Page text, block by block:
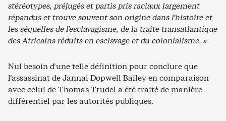
stéréotypes, préjugés et partis pris raciaux largement
répandus et trouve souvent son origine dans l’histoire et
les séquelles de l’esclavagisme, de la traite transatlantique
des Africains réduits en esclavage et du colonialisme. »
Nul besoin d’une telle définition pour conclure que
l’assassinat de Jannai Dopwell Bailey en comparaison
avec celui de Thomas Trudel a été traité de manière
différentiel par les autorités publiques.